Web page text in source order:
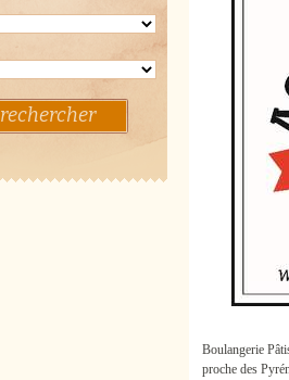
rechercher
Boulangerie
proche des